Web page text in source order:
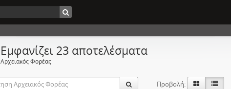
Εμφανίζει 23 αποτελέσματα
Αρχειακός Φορέας
Προβολή: